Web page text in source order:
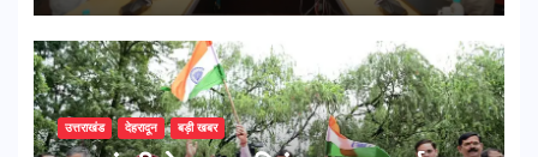
उत्तराखंड देहरादून बड़ी खबर